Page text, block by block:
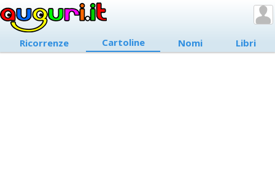
Ricorrenze Cartoline Nomi Libri